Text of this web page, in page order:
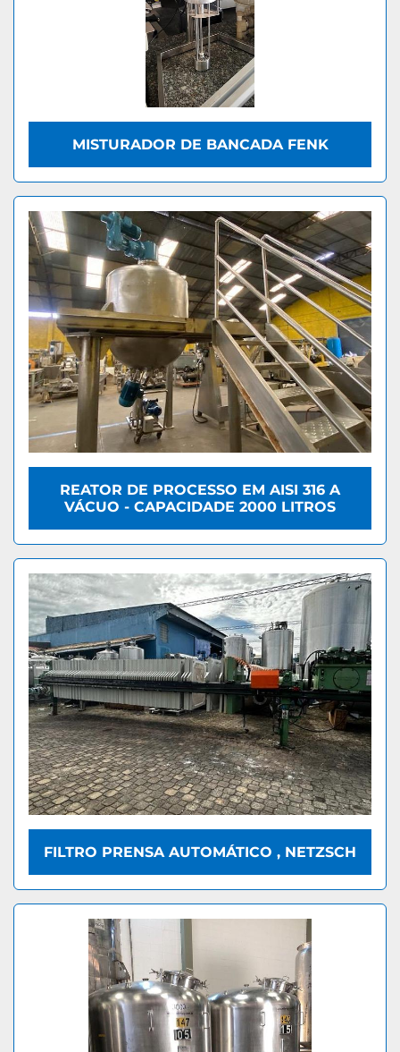
MISTURADOR DE BANCADA FENK
REATOR DE PROCESSO EM AISI 316 A
VÁCUO - CAPACIDADE 2000 LITROS
FILTRO PRENSA AUTOMÁTICO , NETZSCH